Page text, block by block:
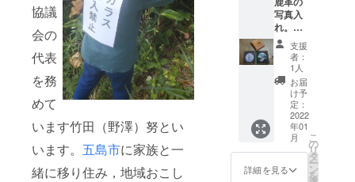
協議
会の
代表
を務
めて
います竹田（野澤）努とい
います。 五島市に家族と一
緒に移り住み，地域おこし
島列島
では、
台風に
襲われ
たとき
にみん
ながこ
れを
もって
買い物
に出か
けてい
る姿を
見掛け
ケー
ス）の
内から
ご希望
の品を
お送り
しま
す。色
や柄の
選択は
申し訳
ありま
せんが
出来か
写真入
れ。か
わいい
ペット
や、お
子さ
ん、お
孫さん
の写真
をいつ
も持ち
歩きた
い。も
ちろん
支援
者：
1人
お届
け予
定：
2022
年01
月
詳細を見る
こ
の
リ
タ
ー
ン
を